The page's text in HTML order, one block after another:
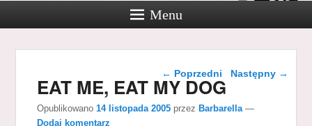
Menu
Nawigacja wpisu
← Poprzedni Następny →
EAT ME, EAT MY DOG
Opublikowano14 listopada 2005 przez Barbarella —
Dodaj komentarz